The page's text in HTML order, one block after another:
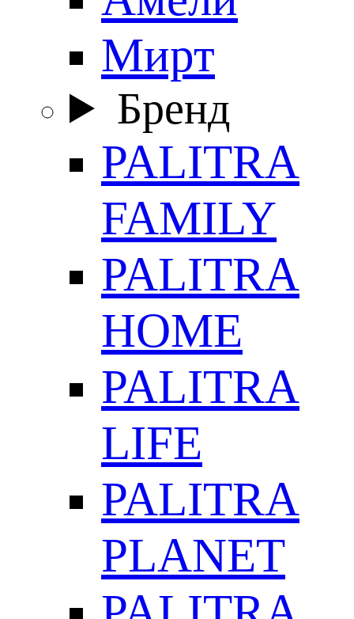
Мирт
Бренд
PALITRA
FAMILY
PALITRA
HOME
PALITRA
LIFE
PALITRA
PLANET